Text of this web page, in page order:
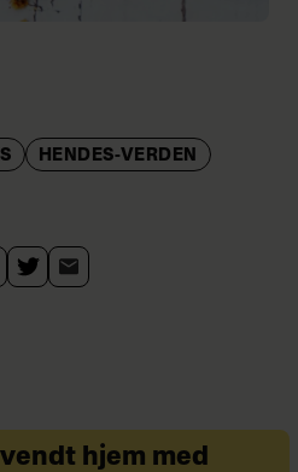
HENDES-VERDEN
hjem med